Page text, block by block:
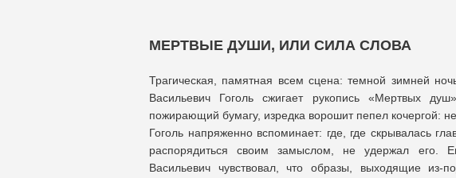
МЕРТВЫЕ ДУШИ, ИЛИ СИЛА СЛОВА
Трагическая, памятная всем сцена: темной зимней
Васильевич Гоголь сжигает рукопись «Мертвых
пожирающий бумагу, изредка ворошит пепел кочергой:
Гоголь напряженно вспоминает: где, где скрывалась
распорядиться своим замыслом, не удержал его.
Васильевич чувствовал, что образы, выходящие из-